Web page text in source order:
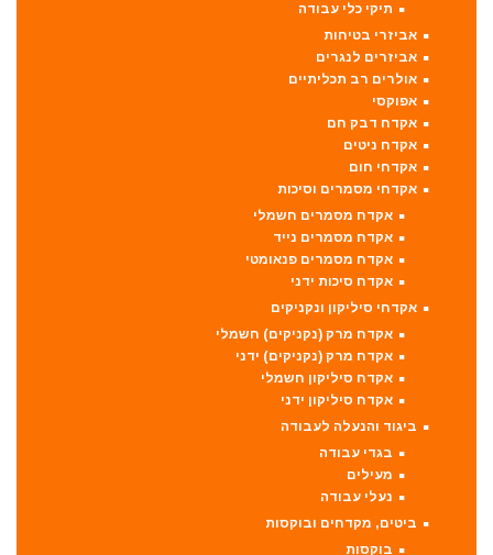
תיקי כלי עבודה
אביזרי בטיחות
אביזרים לנגרים
אולרים רב תכליתיים
אפוקסי
אקדח דבק חם
אקדח ניטים
אקדחי חום
אקדחי מסמרים וסיכות
אקדח מסמרים חשמלי
אקדח מסמרים נייד
אקדח מסמרים פנאומטי
אקדח סיכות ידני
אקדחי סיליקון ונקניקים
אקדח מרק (נקניקים) חשמלי
אקדח מרק (נקניקים) ידני
אקדח סיליקון חשמלי
אקדח סיליקון ידני
ביגוד והנעלה לעבודה
בגדי עבודה
מעילים
נעלי עבודה
ביטים, מקדחים ובוקסות
בוקסות